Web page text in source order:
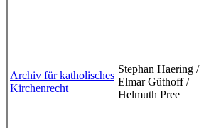
Archiv für katholisches
Kirchenrecht
Stephan Haering /
Elmar Güthoff /
Helmuth Pree